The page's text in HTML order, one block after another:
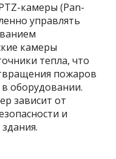
камеры (Pan-
управлять
камеры
тепла, что
пожаров
оборудовании.
зависит от
и